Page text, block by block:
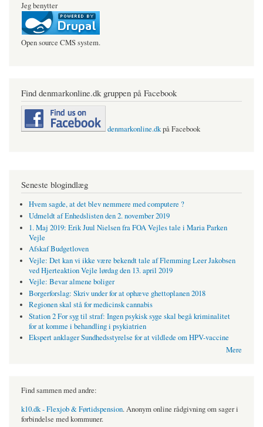
Jeg benytter
Open source CMS system.
Find denmarkonline.dk gruppen på Facebook
denmarkonline.dkpå Facebook
Seneste blogindlæg
Hvem sagde, at det blev nemmere med computere ?
Udmeldt af Enhedslisten den 2. november 2019
1. Maj 2019: Erik Juul Nielsen fra FOA Vejles tale i Maria Parken
Vejle
Afskaf Budgetloven
Vejle: Det kan vi ikke være bekendt tale af Flemming Leer Jakobsen
ved Hjerteaktion Vejle lørdag den 13. april 2019
Vejle: Bevar almene boliger
Borgerforslag: Skriv under for at ophæve ghettoplanen 2018
Regionen skal stå for medicinsk cannabis
Station 2 For syg til straf: Ingen psykisk syge skal begå kriminalitet
for at komme i behandling i psykiatrien
Ekspert anklager Sundhedsstyrelse for at vildlede om HPV-vaccine
Mere
Find sammen med andre:
k10.dk - Flexjob & Førtidspension. Anonym online rådgivning om sager i
forbindelse med kommuner.